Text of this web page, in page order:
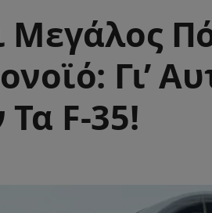
Μεγάλος
Γι’
F-35!